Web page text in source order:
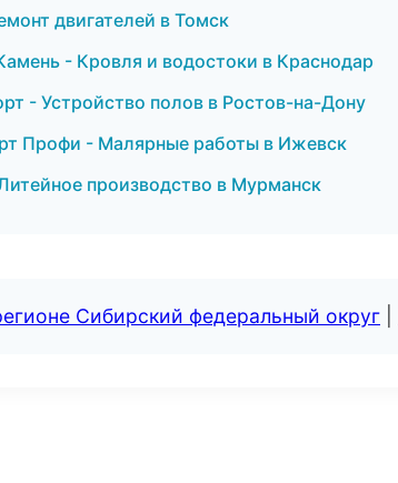
двигателей в Томск
- Кровля и водостоки в Краснодар
- Устройство полов в Ростов-на-Дону
Профи - Малярные работы в Ижевск
производство в Мурманск
Сибирский федеральный округ